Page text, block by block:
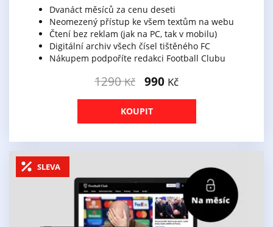
Dvanáct měsíců za cenu deseti
Neomezený přístup ke všem textům na webu
Čtení bez reklam (jak na PC, tak v mobilu)
Digitální archiv všech čísel tištěného FC
Nákupem podpoříte redakci Football Clubu
1290Kč 990 Kč
KOUPIT
SLEVA